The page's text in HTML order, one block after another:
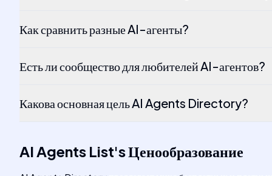
Как сравнить разные AI-агенты?
Есть ли сообщество для любителей AI-агентов?
Какова основная цель AI Agents Directory?
AI Agents List'sЦенообразование